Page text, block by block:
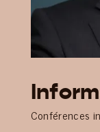
Conférences